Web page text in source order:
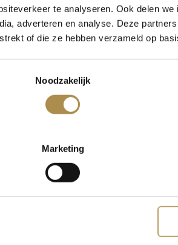
te analyseren. Ook delen
adverteren en analyse. Deze
of die ze hebben verzameld op
Noodzakelijk
Marketing
in: